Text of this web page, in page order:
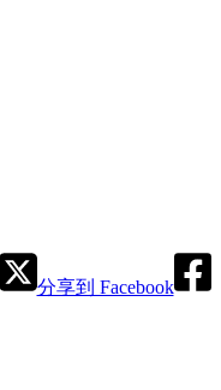
分享到 Facebook